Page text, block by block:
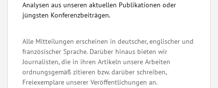
Analysen aus unseren aktuellen Publikationen oder
jüngsten Konferenzbeiträgen.
Alle Mitteilungen erscheinen in deutscher, englischer und
französischer Sprache. Darüber hinaus bieten wir
Journalisten, die in ihren Artikeln unsere Arbeiten
ordnungsgemäß zitieren bzw. darüber schreiben,
Freiexemplare unserer Veröffentlichungen an.